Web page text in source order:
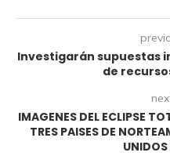
Investigarán supuestas
de
IMAGENES DEL ECLIPSE
TRES PAISES DE